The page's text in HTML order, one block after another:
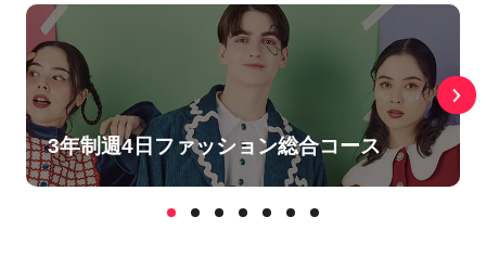
3年制週4日ファッション総合コース